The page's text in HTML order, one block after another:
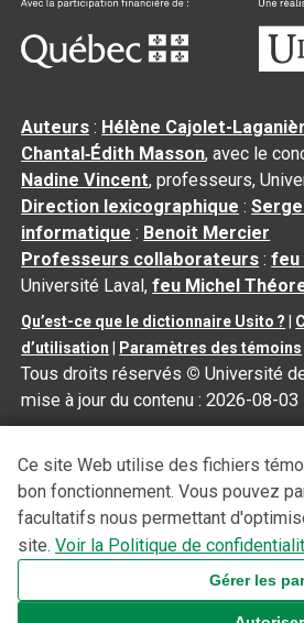
Auteurs : Hélène Cajolet-
Chantal‑Édith Masson, avec le
Nadine Vincent, professeurs,
Direction lexicographique :Serge
informatique : Benoit Mercier
Professeurs collaborateurs :feu
Université Laval,feu Michel
Qu’est-ce que le dictionnaire Usito ? |
d’utilisation | Paramètres des témoins
Tous droits réservés © Université
mise à jour du contenu :2026-08-03
Ce site Web utilise des fichiers
bon fonctionnement. Vous pouvez
facultatifs nous permettant
site. Voir la Politique de
Gérer les